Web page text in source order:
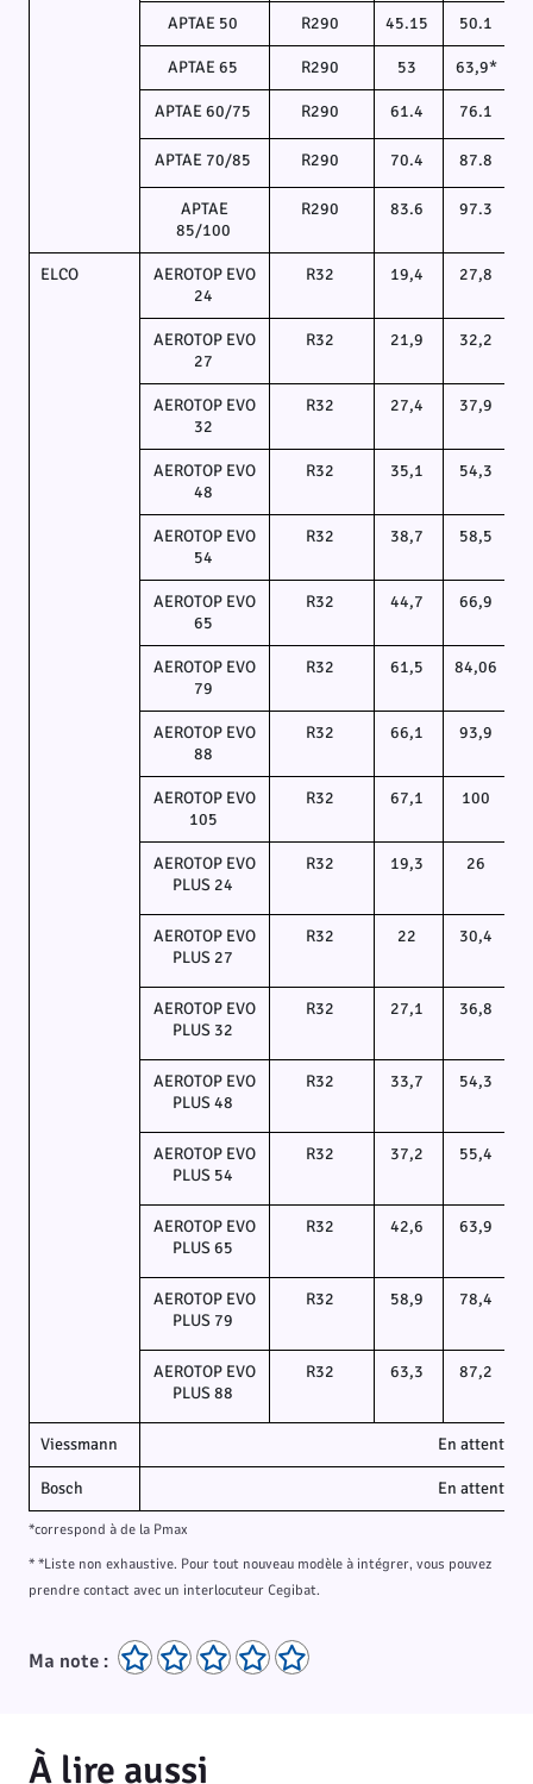
APTAE 50 R290 45.15 50.1
APTAE 65 R290 53 63,9*
APTAE 60/75 R290 61.4 76.1
APTAE 70/85 R290 70.4 87.8
APTAE
85/100
R290 83.6 97.3
ELCO
AEROTOP EVO
24
R32 19,4 27,8
AEROTOP EVO
27
R32 21,9 32,2
AEROTOP EVO
32
R32 27,4 37,9
AEROTOP EVO
48
R32 35,1 54,3
AEROTOP EVO
54
R32 38,7 58,5
AEROTOP EVO
65
R32 44,7 66,9
AEROTOP EVO
79
R32 61,5 84,06
AEROTOP EVO
88
R32 66,1 93,9
AEROTOP EVO
105
R32 67,1 100
AEROTOP EVO
PLUS 24
R32 19,3 26
AEROTOP EVO
PLUS 27
R32 22 30,4
AEROTOP EVO
PLUS 32
R32 27,1 36,8
AEROTOP EVO
PLUS 48
R32 33,7 54,3
AEROTOP EVO
PLUS 54
R32 37,2 55,4
AEROTOP EVO
PLUS 65
R32 42,6 63,9
AEROTOP EVO
PLUS 79
R32 58,9 78,4
AEROTOP EVO
PLUS 88
R32 63,3 87,2
Viessmann En attente
Bosch En attente
*correspond à de la Pmax
* *Liste non exhaustive. Pour tout nouveau modèle à intégrer, vous pouvez
prendre contact avec un interlocuteur Cegibat.
Ma note :
À lire aussi